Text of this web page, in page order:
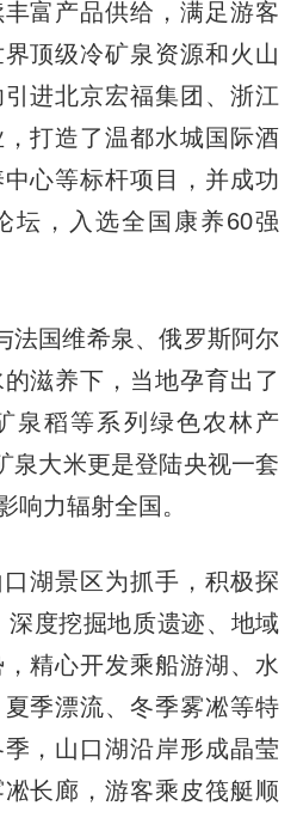
富产品供给，满足游客
顶级冷矿泉资源和火山
进北京宏福集团、浙江
打造了温都水城国际酒
心等标杆项目，并成功
坛，入选全国康养60强
法国维希泉、俄罗斯阿尔
滋养下，当地孕育出了
泉稻等系列绿色农林产
泉大米更是登陆央视一套
响力辐射全国。
湖景区为抓手，积极探
深度挖掘地质遗迹、地域
精心开发乘船游湖、水
季漂流、冬季雾凇等特
，山口湖沿岸形成晶莹
长廊，游客乘皮筏艇顺